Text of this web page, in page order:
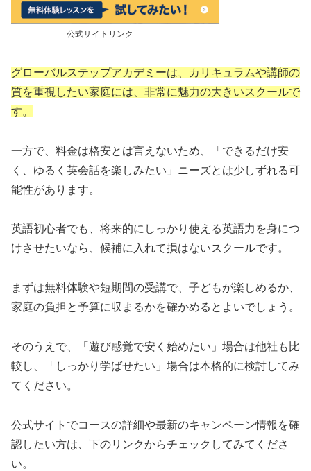
公式サイトリンク
グローバルステップアカデミーは、カリキュラムや講師の
質を重視したい家庭には、非常に魅力の大きいスクールで
す。
一方で、料金は格安とは言えないため、「できるだけ安
く、ゆるく英会話を楽しみたい」ニーズとは少しずれる可
能性があります。
英語初心者でも、将来的にしっかり使える英語力を身につ
けさせたいなら、候補に入れて損はないスクールです。
まずは無料体験や短期間の受講で、子どもが楽しめるか、
家庭の負担と予算に収まるかを確かめるとよいでしょう。
そのうえで、「遊び感覚で安く始めたい」場合は他社も比
較し、「しっかり学ばせたい」場合は本格的に検討してみ
てください。
公式サイトでコースの詳細や最新のキャンペーン情報を確
認したい方は、下のリンクからチェックしてみてくださ
い。